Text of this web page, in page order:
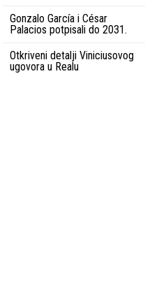
Gonzalo García i César
Palacios potpisali do 2031.
Otkriveni detalji Viniciusovog
ugovora u Realu